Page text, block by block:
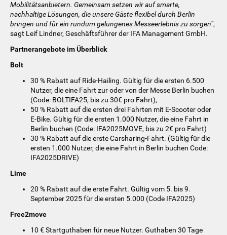
Mobilitätsanbietern. Gemeinsam setzen wir auf smarte,
nachhaltige Lösungen, die unsere Gäste flexibel durch Berlin
bringen und für ein rundum gelungenes Messeerlebnis zu sorgen“,
sagt Leif Lindner, Geschäftsführer der IFA Management GmbH.
Partnerangebote im Überblick
Bolt
30 % Rabatt auf Ride-Hailing. Gültig für die ersten 6.500
Nutzer, die eine Fahrt zur oder von der Messe Berlin buchen
(Code: BOLTIFA25, bis zu 30€ pro Fahrt),
50 % Rabatt auf die ersten drei Fahrten mit E-Scooter oder
E-Bike. Gültig für die ersten 1.000 Nutzer, die eine Fahrt in
Berlin buchen (Code: IFA2025MOVE, bis zu 2€ pro Fahrt)
30 % Rabatt auf die erste Carsharing-Fahrt. (Gültig für die
ersten 1.000 Nutzer, die eine Fahrt in Berlin buchen Code:
IFA2025DRIVE)
Lime
20 % Rabatt auf die erste Fahrt. Gültig vom 5. bis 9.
September 2025 für die ersten 5.000 (Code IFA2025)
Free2move
10 € Startguthaben für neue Nutzer. Guthaben 30 Tage